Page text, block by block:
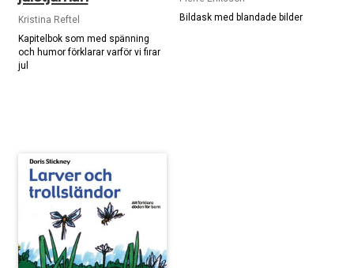
Kristina Reftel
Kapitelbok som med spänning
och humor förklarar varför vi firar
jul
Bildask med blandade bilder